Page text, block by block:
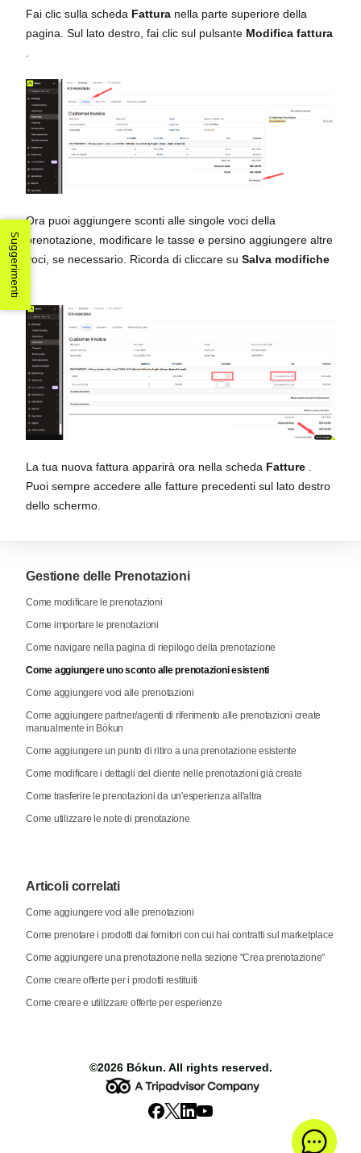
Fai clic sulla scheda Fattura nella parte superiore della
pagina. Sul lato destro, fai clic sul pulsante Modifica fattura
Ora puoi aggiungere sconti alle singole voci della
prenotazione, modificare le tasse e persino aggiungere altre
voci, se necessario. Ricorda di cliccare su Salva modifiche
La tua nuova fattura apparirà ora nella scheda Fatture .
Puoi sempre accedere alle fatture precedenti sul lato destro
dello schermo.
Gestione delle Prenotazioni
Come modificare le prenotazioni
Come importare le prenotazioni
Come navigare nella pagina di riepilogo della prenotazione
Come aggiungere uno sconto alle prenotazioni esistenti
Come aggiungere voci alle prenotazioni
Come aggiungere partner/agenti di riferimento alle prenotazioni create
manualmente in Bókun
Come aggiungere un punto di ritiro a una prenotazione esistente
Come modificare i dettagli del cliente nelle prenotazioni già create
Come trasferire le prenotazioni da un'esperienza all'altra
Come utilizzare le note di prenotazione
Articoli correlati
Come aggiungere voci alle prenotazioni
Come prenotare i prodotti dai fornitori con cui hai contratti sul marketplace
Come aggiungere una prenotazione nella sezione "Crea prenotazione"
Come creare offerte per i prodotti restituiti
Come creare e utilizzare offerte per esperienze
©2026 Bókun. All rights reserved.
Suggerimenti